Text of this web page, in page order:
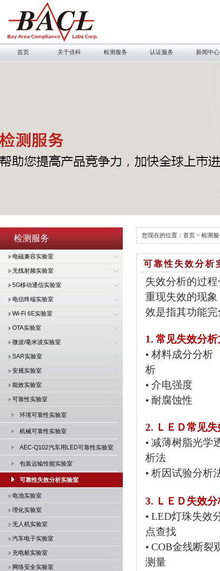
首页 关于倍科 检测服务 认证服务 新闻中心
检测服务
电磁兼容实验室
无线射频实验室
5G移动通信实验室
电信终端实验室
Wi-Fi 6E实验室
OTA实验室
微波/毫米波实验室
SAR实验室
安规实验室
能效实验室
可靠性实验室
环境可靠性实验室
机械可靠性实验室
AEC-Q102汽车用LED可靠性实验室
包装运输性能实验室
可靠性失效分析实验室
电池实验室
理化实验室
无人机实验室
汽车电子实验室
充电桩实验室
网络安全实验室
您现在的位置： 首页 > 检测
可靠性失效分析
失效分析的过
重现失效的现
效是指其功能
1. 常见失效分
• 材料
析
• 介
• 耐
2. ＬＥＤ常见
• 减薄树脂
析法
• 析因试
3. ＬＥＤ失效分
• LED灯
点查找
• COB金
测量